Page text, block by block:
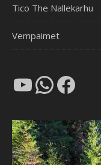
Tico The Nallekarhu
Vempaimet
YouTubeWhatsApp
Facebook